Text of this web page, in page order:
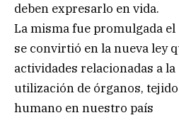
deben expresarlo en vida.
La misma fue promulgada el
se convirtió en la nueva ley
actividades relacionadas a
utilización de órganos,
humano en nuestro país